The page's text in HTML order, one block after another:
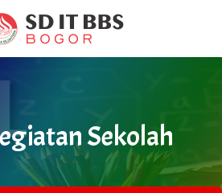
Sekolah